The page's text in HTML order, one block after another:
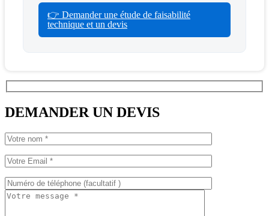
👉 Demander une étude de faisabilité
technique et un devis
DEMANDER UN DEVIS